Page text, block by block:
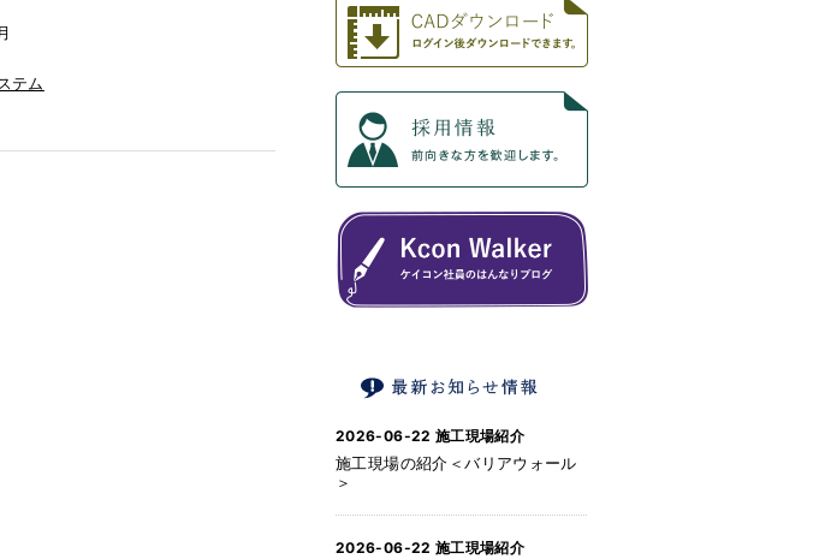
テム
2026-06-22 施工現場紹介
施工現場の紹介＜バリアウォール
＞
2026-06-22 施工現場紹介